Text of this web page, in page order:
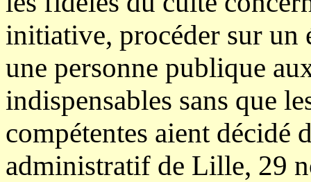
initiative, procéder sur un
une personne publique
indispensables sans que
compétentes aient décidé
administratif de Lille, 29